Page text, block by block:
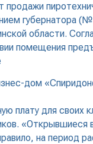
продажи
губернатора
области.
помещения
дом
плату для своих
на период